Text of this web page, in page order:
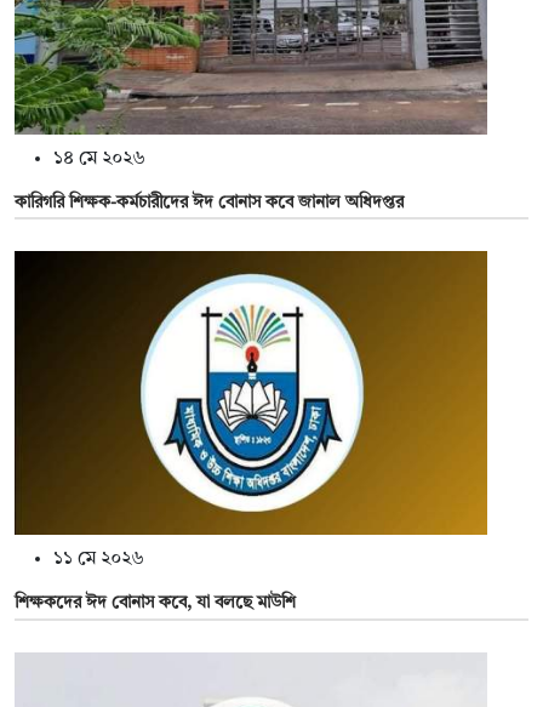
১৪ মে ২০২৬
কারিগরি শিক্ষক-কর্মচারীদের ঈদ বোনাস কবে জানাল অধিদপ্তর
১১ মে ২০২৬
শিক্ষকদের ঈদ বোনাস কবে, যা বলছে মাউশি